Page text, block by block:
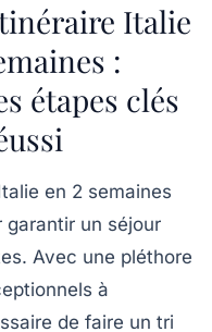
Italie
:
étapes clés
en 2 semaines
garantir un séjour
Avec une pléthore
à
de faire un tri